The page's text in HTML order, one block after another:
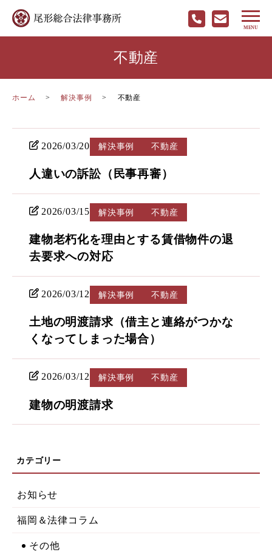
不動産
ホーム 解決事例 不動産
2026/03/20 解決事例 不動産
人違いの訴訟（民事再審）
2026/03/15 解決事例 不動産
建物老朽化を理由とする賃借物件の退
去要求への対応
2026/03/12 解決事例 不動産
土地の明渡請求（借主と連絡がつかな
くなってしまった場合）
2026/03/12 解決事例 不動産
建物の明渡請求
お知らせ
福岡＆法律コラム
その他